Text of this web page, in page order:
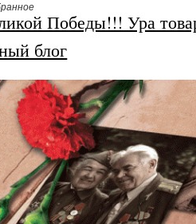
Победы!!! Ура
блог